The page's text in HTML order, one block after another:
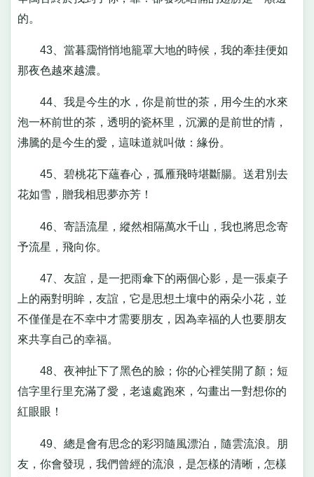
的。
43、當暮靄悄悄地籠罩大地的時候，我的牽挂便如
那夜色越來越濃。
44、我是今生的水，你是前世的茶，用今生的水來
泡一杯前世的茶，透明的瓷杯里，沉澱的是前世的情，
沸騰的是今生的愛，這味道就叫做：緣份。
45、碧桃花下蘊春心，孤雁飛時堪斷腸。送君別去
花如雪，贈我相思夢亦芳！
46、寄語流星，縱然相隔萬水千山，我也將思念寄
予流星，飛向你。
47、友誼，是一把雨傘下的兩個心影，是一張桌子
上的兩對明眸，友誼，它是思想土壤中的兩朵小花，並
不僅僅是在不幸中才需要朋友，因為幸福的人也要朋友
來共享自己的幸福。
48、夜神扯下了黑色的臉；你的心裡笑開了顏；短
信字里行里充滿了愛，老遠處跑來，勾畫出一對想你的
紅眼眼！
49、總是會有思念的彩羽隨風漂泊，隨雲流浪。朋
友，你會發現，我們曾經的流浪，是怎樣的清晰，怎樣